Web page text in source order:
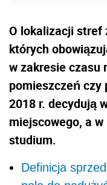
O lokalizacji stref
których
w zakresie czasu
pomieszczeń czy
2018 r. decydują
miejscowego, a
studium.
Definicja